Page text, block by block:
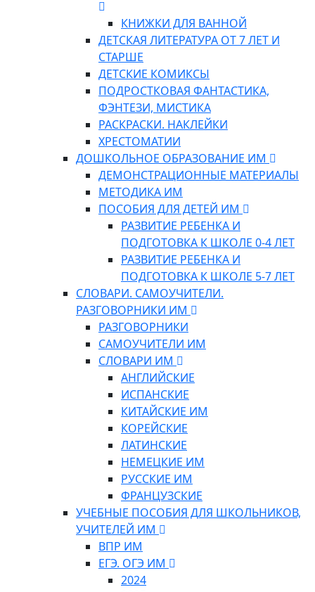
КНИЖКИ ДЛЯ ВАННОЙ
ДЕТСКАЯ ЛИТЕРАТУРА ОТ 7 ЛЕТ И
СТАРШЕ
ДЕТСКИЕ КОМИКСЫ
ПОДРОСТКОВАЯ ФАНТАСТИКА,
ФЭНТЕЗИ, МИСТИКА
РАСКРАСКИ. НАКЛЕЙКИ
ХРЕСТОМАТИИ
ДОШКОЛЬНОЕ ОБРАЗОВАНИЕ ИМ
ДЕМОНСТРАЦИОННЫЕ МАТЕРИАЛЫ
МЕТОДИКА ИМ
ПОСОБИЯ ДЛЯ ДЕТЕЙ ИМ
РАЗВИТИЕ РЕБЕНКА И
ПОДГОТОВКА К ШКОЛЕ 0-4 ЛЕТ
РАЗВИТИЕ РЕБЕНКА И
ПОДГОТОВКА К ШКОЛЕ 5-7 ЛЕТ
СЛОВАРИ. САМОУЧИТЕЛИ.
РАЗГОВОРНИКИ ИМ
РАЗГОВОРНИКИ
САМОУЧИТЕЛИ ИМ
СЛОВАРИ ИМ
АНГЛИЙСКИЕ
ИСПАНСКИЕ
КИТАЙСКИЕ ИМ
КОРЕЙСКИЕ
ЛАТИНСКИЕ
НЕМЕЦКИЕ ИМ
РУССКИЕ ИМ
ФРАНЦУЗСКИЕ
УЧЕБНЫЕ ПОСОБИЯ ДЛЯ ШКОЛЬНИКОВ,
УЧИТЕЛЕЙ ИМ
ВПР ИМ
ЕГЭ. ОГЭ ИМ
2024